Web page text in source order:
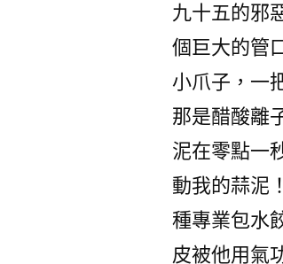
九十五的邪
個巨大的管
小爪子，一
那是醋酸離
泥在零點一
動我的蒜泥
種專業包水
皮被他用氣